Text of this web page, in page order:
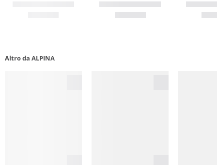
Altro da ALPINA